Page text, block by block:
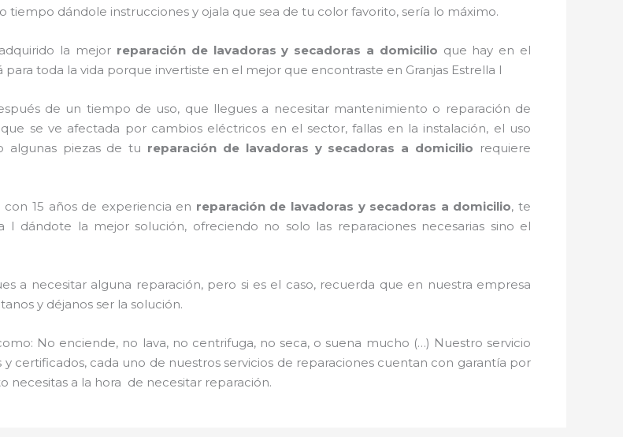
dándole instrucciones y ojala que sea de tu color favorito, sería lo máximo.
la mejor reparación de lavadoras y secadoras a domicilio que hay en el
toda la vida porque invertiste en el mejor que encontraste en Granjas Estrella I
de un tiempo de uso, que llegues a necesitar mantenimiento o reparación de
se ve afectada por cambios eléctricos en el sector, fallas en la instalación, el uso
algunas piezas de tu reparación de lavadoras y secadoras a domicilio requiere
15 años de experiencia en reparación de lavadoras y secadoras a domicilio, te
I dándote la mejor solución, ofreciendo no solo las reparaciones necesarias sino el
a necesitar alguna reparación, pero si es el caso, recuerda que en nuestra empresa
y déjanos ser la solución.
No enciende, no lava, no centrifuga, no seca, o suena mucho (…) Nuestro servicio
certificados, cada uno de nuestros servicios de reparaciones cuentan con garantía por
a la hora de necesitar reparación.